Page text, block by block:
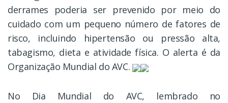
derrames poderia ser prevenido por meio do
cuidado com um pequeno número de fatores de
risco, incluindo hipertensão ou pressão alta,
tabagismo, dieta e atividade física. O alerta é da
Organização Mundial do AVC.
No Dia Mundial do AVC, lembrado no